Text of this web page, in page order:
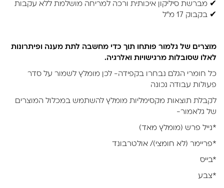
✔ מברשת סיליקון איכותית ורכה למריחה מושלמת ללא עקבות
✔ בקבוק 17 מ"ל
מוצרים של גלמור פותחו תוך כדי מחשבה לתת מענה ופיתרונות
לאלו שסובלות מרגישויות ואלרגיה.
כל חומרי הגלם נבחרו בקפידה- לכן מומלץ לשמור על סדר
פעולות עבודה נכונה
לקבלת תוצאות מקסימליות מומלץ להשתמש במכלול המוצרים
של גלאמור-
*נייל פרש (מומלץ מאד)
*פריימר (לא חומצי)/ אולטרבונד
*בייס
*צבע